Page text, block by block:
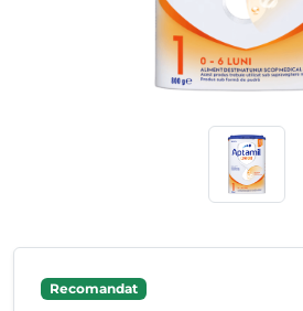
Recomandat